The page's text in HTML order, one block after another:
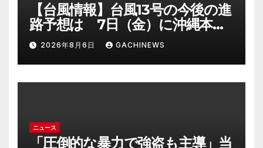
【台風情報】台風13号の今後の進
路予想は 7日（金）に沖縄本島
に直撃するおそれ 一部の家屋
が倒壊するおそれがある猛烈な
風が吹く見込み(FNNプライムオ
ンライン)
2026年8月6日 GACHINEWS
ニュース
「圧倒的な暴力で強盗も主導」当